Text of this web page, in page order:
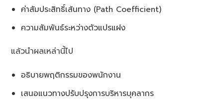
ค่าสัมประสิทธิ์เส้นทาง (Path Coefficient)
ความสัมพันธ์ระหว่างตัวแปรแฝง
แล้วนำผลเหล่านี้ไป
อธิบายพฤติกรรมของพนักงาน
เสนอแนวทางปรับปรุงการบริหารบุคลากร